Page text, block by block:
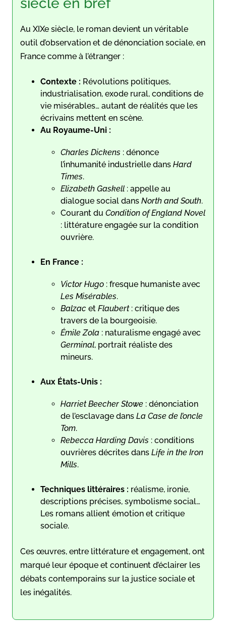
Au XIXe siècle, le roman devient un véritable
outil d’observation et de dénonciation sociale, en
France comme à l’étranger :
Contexte : Révolutions politiques,
industrialisation, exode rural, conditions de
vie misérables… autant de réalités que les
écrivains mettent en scène.
Au Royaume-Uni :
Charles Dickens : dénonce
l’inhumanité industrielle dans Hard
Times.
Elizabeth Gaskell : appelle au
dialogue social dans North and South.
Courant du Condition of England Novel
: littérature engagée sur la condition
ouvrière.
En France :
Victor Hugo : fresque humaniste avec
Les Misérables.
Balzac et Flaubert: critique des
travers de la bourgeoisie.
Émile Zola : naturalisme engagé avec
Germinal, portrait réaliste des
mineurs.
Aux États-Unis :
Harriet Beecher Stowe : dénonciation
de l’esclavage dans La Case de l’oncle
Tom.
Rebecca Harding Davis : conditions
ouvrières décrites dans Life in the Iron
Mills.
Techniques littéraires : réalisme, ironie,
descriptions précises, symbolisme social…
Les romans allient émotion et critique
sociale.
Ces œuvres, entre littérature et engagement, ont
marqué leur époque et continuent d’éclairer les
débats contemporains sur la justice sociale et
les inégalités.